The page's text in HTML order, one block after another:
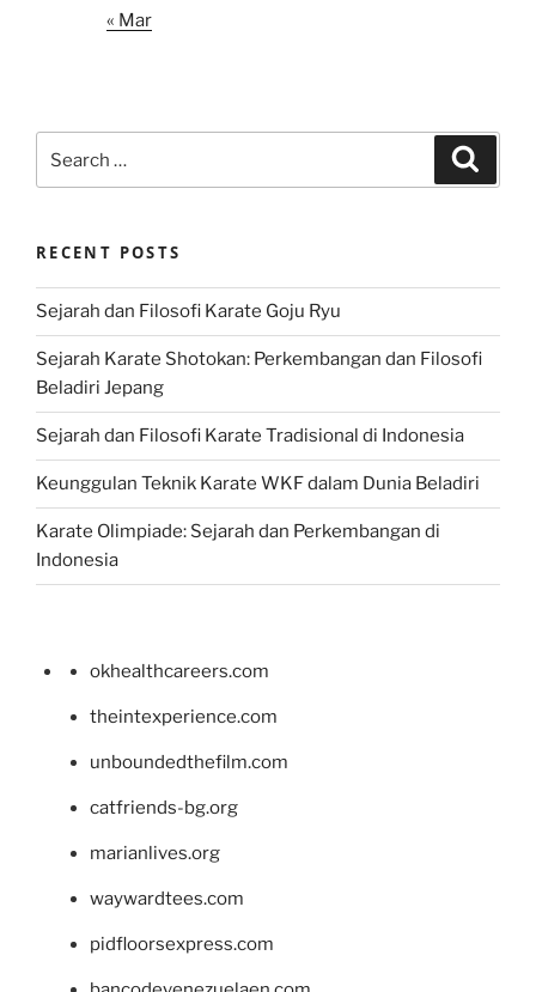
« Mar
for:
RECENT POSTS
Sejarah dan Filosofi Karate Goju Ryu
Sejarah Karate Shotokan: Perkembangan dan Filosofi
Beladiri Jepang
Sejarah dan Filosofi Karate Tradisional di Indonesia
Keunggulan Teknik Karate WKF dalam Dunia Beladiri
Karate Olimpiade: Sejarah dan Perkembangan di
Indonesia
okhealthcareers.com
theintexperience.com
unboundedthefilm.com
catfriends-bg.org
marianlives.org
waywardtees.com
pidfloorsexpress.com